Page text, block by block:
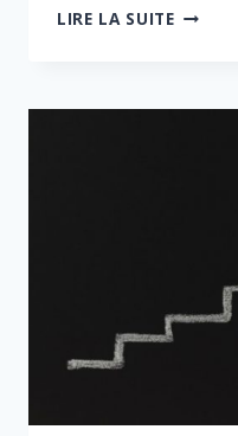
LIRE LA SUITELA
T-